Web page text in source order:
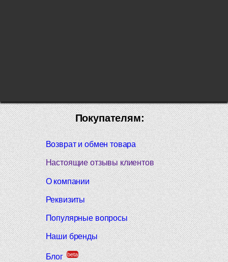
Покупателям:
Возврат и обмен товара
Настоящие отзывы клиентов
О компании
Реквизиты
Популярные вопросы
Наши бренды
Блог beta